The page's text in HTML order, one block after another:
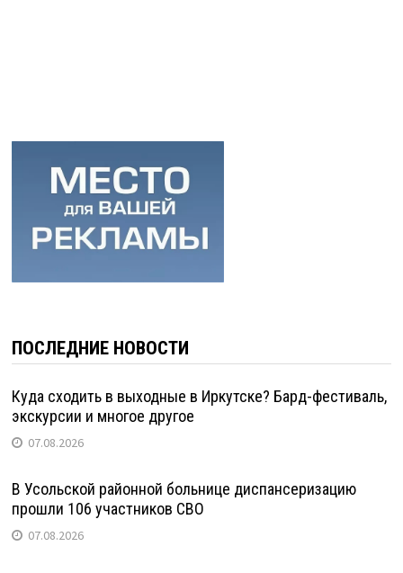
ПОСЛЕДНИЕ НОВОСТИ
Куда сходить в выходные в Иркутске? Бард-фестиваль,
экскурсии и многое другое
07.08.2026
В Усольской районной больнице диспансеризацию
прошли 106 участников СВО
07.08.2026